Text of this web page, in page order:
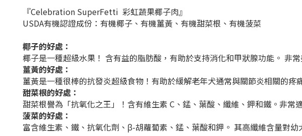
『Celebration SuperFetti 彩虹蔬果椰子肉』
USDA有機認證成份：有機椰子、有機薑黃、有機甜菜根、有機菠菜
椰子的好處：
椰子是一種超級水果！ 含有益的脂肪酸，有助於支持消化和甲狀腺功能。 非
薑黃的好處：
薑黃是一種很棒的抗發炎超級食物！有助於緩解老年犬通常與關節炎相關的
甜菜根的好處：
甜菜根譽為「抗氧化之王 」！含有維生素 C 、錳、葉酸、纖維、鉀和鐵。非
菠菜的好處：
富含維生素、鐵、抗氧化劑、β-胡蘿蔔素、錳、葉酸和鉀。 其高纖維含量對幼